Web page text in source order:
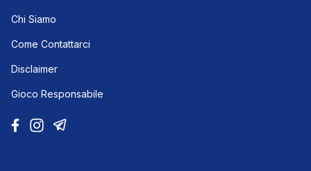
Chi Siamo
Come Contattarci
Disclaimer
Gioco Responsabile